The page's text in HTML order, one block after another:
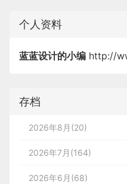
个人资料
蓝蓝设计的小编 http://
存档
2026年8月(20)
2026年7月(164)
2026年6月(68)